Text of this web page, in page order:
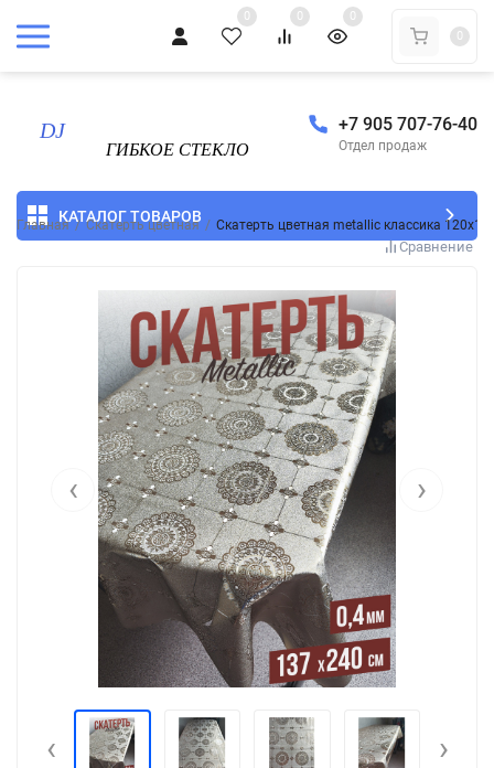
0 0
0
0
+7 905 707-76-40
Отдел продаж
КАТАЛОГ ТОВАРОВ
Главная / Скатерть цветная / Скатерть цветная metallic классика
Сравнение
‹ ›
‹ ›